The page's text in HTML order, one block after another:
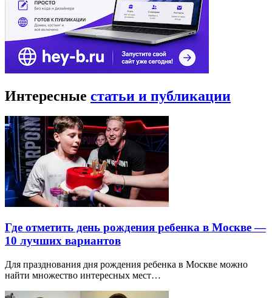
Интересные статьи и публикации
Где отметить день рождения ребенка в Москве —
10 лучших вариантов
Для празднования дня рождения ребенка в Москве можно
найти множество интересных мест…